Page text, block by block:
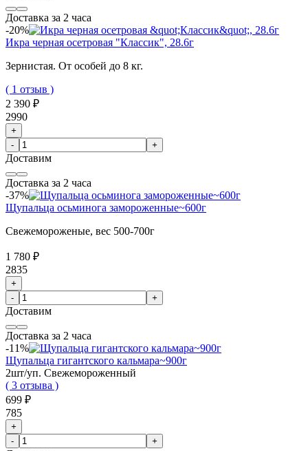
Доставка за 2 часа
-20%
Икра черная осетровая "Классик", 28.6г
Зернистая. От особей до 8 кг.
( 1 отзыв )
2 390 ₽
2990
+
-
+
Доставим
Доставка за 2 часа
-37%
Щупальца осьминога замороженные~600г
Свежемороженые, вес 500-700г
1 780 ₽
2835
+
-
+
Доставим
Доставка за 2 часа
-11%
Щупальца гигантского кальмара~900г
2шт/уп. Свежемороженный
( 3 отзыва )
699 ₽
785
+
-
+